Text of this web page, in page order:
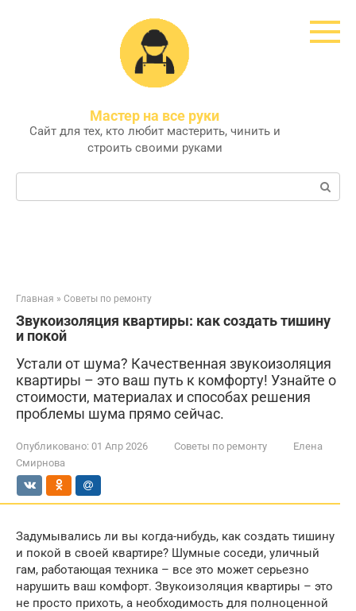
Мастер на все руки
Сайт для тех, кто любит мастерить, чинить и
строить своими руками
Поиск:
Главная » Советы по ремонту
Звукоизоляция квартиры: как создать тишину
и покой
Устали от шума? Качественная звукоизоляция
квартиры – это ваш путь к комфорту! Узнайте о
стоимости, материалах и способах решения
проблемы шума прямо сейчас.
Опубликовано: 01 Апр 2026 Советы по ремонту
Елена
Смирнова
Задумывались ли вы когда-нибудь, как создать тишину
и покой в своей квартире? Шумные соседи, уличный
гам, работающая техника – все это может серьезно
нарушить ваш комфорт. Звукоизоляция квартиры – это
не просто прихоть, а необходимость для полноценной